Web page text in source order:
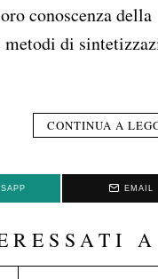
conoscenza della
di
CONTINUA A
EMAIL
A